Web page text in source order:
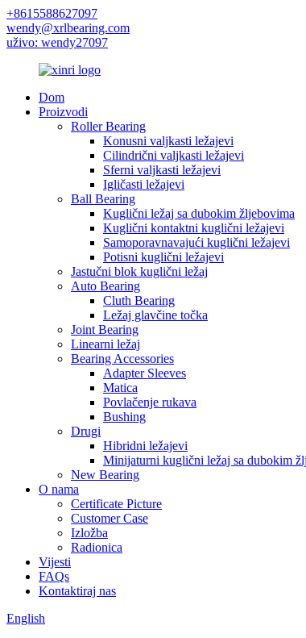
+8615588627097
wendy@xrlbearing.com
uživo: wendy27097
Dom
Proizvodi
Roller Bearing
Konusni valjkasti ležajevi
Cilindrični valjkasti ležajevi
Sferni valjkasti ležajevi
Igličasti ležajevi
Ball Bearing
Kuglični ležaj sa dubokim žljebovima
Kuglični kontaktni kuglični ležajevi
Samoporavnavajući kuglični ležajevi
Potisni kuglični ležajevi
Jastučni blok kuglični ležaj
Auto Bearing
Cluth Bearing
Ležaj glavčine točka
Joint Bearing
Linearni ležaj
Bearing Accessories
Adapter Sleeves
Matica
Povlačenje rukava
Bushing
Drugi
Hibridni ležajevi
Minijaturni kuglični ležaj sa dubokim
New Bearing
O nama
Certificate Picture
Customer Case
Izložba
Radionica
Vijesti
FAQs
Kontaktiraj nas
English